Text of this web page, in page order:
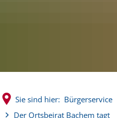
Sie sind hier: Bürgerservice
Der Ortsbeirat Bachem tagt